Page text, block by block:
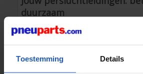
Toestemming Details
duurzaam
Elke toepassing vraagt om een
drukverlies binnen je systeem.